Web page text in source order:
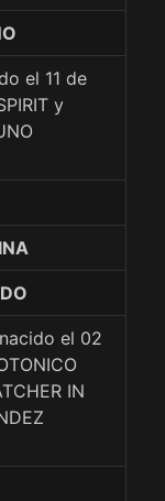
el 11 de
y
el 02
IN